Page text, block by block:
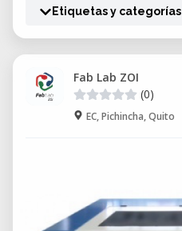
Etiquetas y categorías
Fab Lab ZOI
(0)
EC, Pichincha, Quito